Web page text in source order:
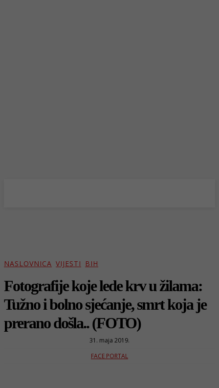
NASLOVNICA VIJESTI BIH
Fotografije koje lede krv u žilama:
Tužno i bolno sjećanje, smrt koja je
prerano došla.. (FOTO)
31. maja 2019.
FACE PORTAL